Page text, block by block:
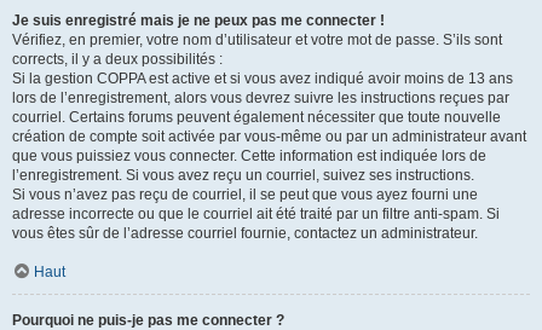
Je suis enregistré mais je ne peux pas me connecter !
Vérifiez, en premier, votre nom d’utilisateur et votre mot de passe. S’ils sont
corrects, il y a deux possibilités :
Si la gestion COPPA est active et si vous avez indiqué avoir moins de 13 ans
lors de l’enregistrement, alors vous devrez suivre les instructions reçues par
courriel. Certains forums peuvent également nécessiter que toute nouvelle
création de compte soit activée par vous-même ou par un administrateur avant
que vous puissiez vous connecter. Cette information est indiquée lors de
l’enregistrement. Si vous avez reçu un courriel, suivez ses instructions.
Si vous n’avez pas reçu de courriel, il se peut que vous ayez fourni une
adresse incorrecte ou que le courriel ait été traité par un filtre anti-spam. Si
vous êtes sûr de l’adresse courriel fournie, contactez un administrateur.
Haut
Pourquoi ne puis-je pas me connecter ?